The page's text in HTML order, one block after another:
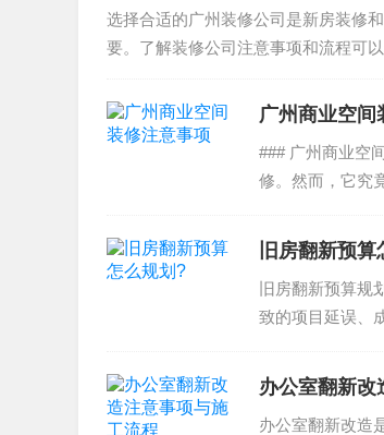
选择合适的广州装修公司是新房装修
要。了解装修公司注意事项和流程可
广州商业空间
### 广州商业空
修。然而，它究
旧房翻新预
旧房翻新预算规
致的项目延误、
办公室翻新改
办公室翻新改造